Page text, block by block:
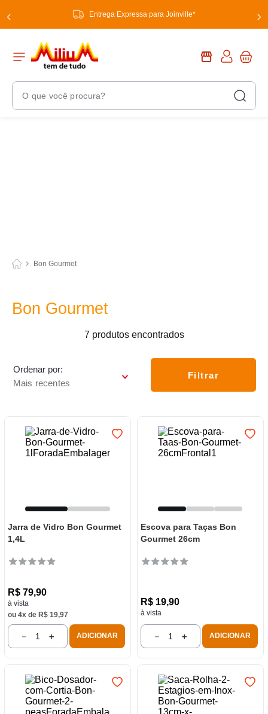
Entrega Expressa para Joinville*
O que você procura?
Bon Gourmet
Bon Gourmet
7 produtos
Ordenar por
Mais recentes
Filtrar
Jarra de Vidro Bon Gourmet
1,4L
R$ 79,90
à vista
ou 4x de R$ 19,97
＋
－ ADICIONAR
Escova para Taças Bon
Gourmet 26cm
R$ 19,90
à vista
＋
－ ADICIONAR